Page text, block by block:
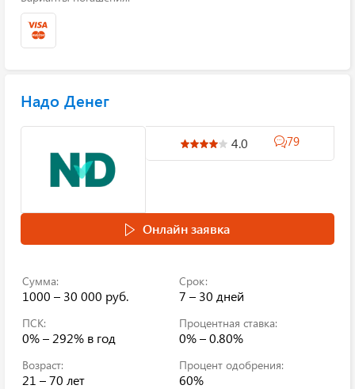
Надо Денег
4.0 79
Онлайн заявка
Сумма:
1000 – 30 000 руб.
Срок:
7 – 30 дней
ПСК:
0% – 292% в год
Процентная ставка:
0% – 0.80%
Возраст:
21 – 70 лет
Процент одобрения:
60%